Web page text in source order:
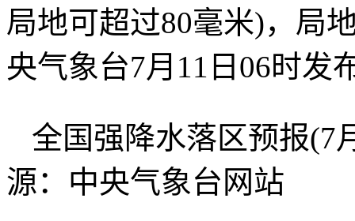
局地可超过80毫米)，局
央气象台7月11日06时发
全国强降水落区预报(7
源：中央气象台网站